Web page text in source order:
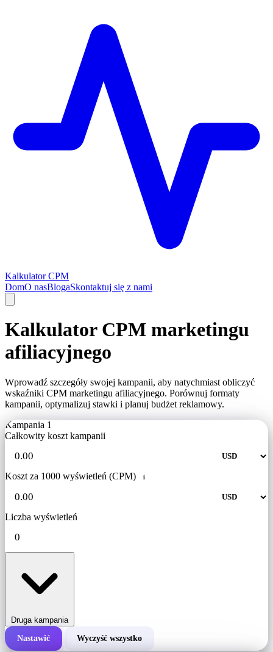
Kalkulator CPM
DomO nasBlogaSkontaktuj się z nami
Kalkulator CPM marketingu
afiliacyjnego
Wprowadź szczegóły swojej kampanii, aby natychmiast obliczyć
wskaźniki CPM marketingu afiliacyjnego. Porównuj formaty
kampanii, optymalizuj stawki i planuj budżet reklamowy.
Kampania 1
Całkowity koszt kampanii
Koszt za 1000 wyświetleń (CPM) i
Liczba wyświetleń
Druga kampania
Całkowity koszt kampanii
Nastawić Wyczyść wszystko